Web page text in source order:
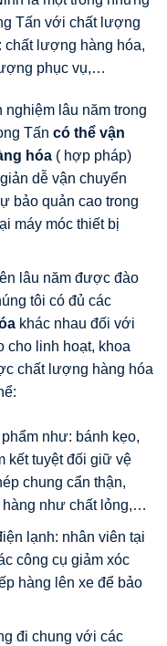
Tấn với chất lượng
chất lượng hàng hóa,
phục vụ,…
nghiệm lâu năm trong
Tấn có thể vận
hóa( hợp pháp)
dễ vận chuyển
bảo quản cao trong
máy móc thiết bị
lâu năm được đào
tôi có đủ các
khác nhau đối với
cho linh hoạt, khoa
chất lượng hàng hóa
như: bánh kẹo,
kết tuyệt đối giữ vệ
chung cẩn thận,
hàng như chất lỏng,…
lạnh: nhân viên tại
công cụ giảm xóc
hàng lên xe để bảo
đi chung với các